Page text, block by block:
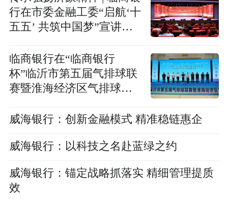
行在市委金融工委“启航‘十
五五’ 共筑中国梦”宣讲
佳绩
临商银行在“临商银行
杯”临沂市第五届气排球联
赛暨淮海经济区气排球邀
威海银行：创新金融模式 精准稳链惠企
威海银行：以科技之名赴蓝绿之约
威海银行：锚定战略抓落实 精细管理提质
效